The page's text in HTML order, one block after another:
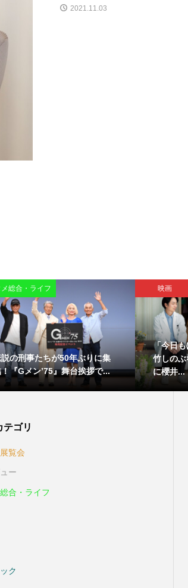
2021.11.03
総合・ライフ
の刑事たちが50年ぶりに集
『Gメン’75』舞台挨拶で...
映画
「今日
竹しの
に櫻井...
テゴリ
覧会
ー
合・ライフ
ク